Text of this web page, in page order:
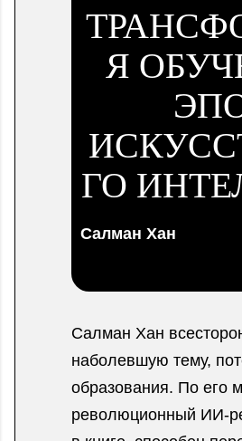
Я
ГО
Салман Хан
Салман Хан
наболевшую тему,
образования. По его
революционный ИИ-